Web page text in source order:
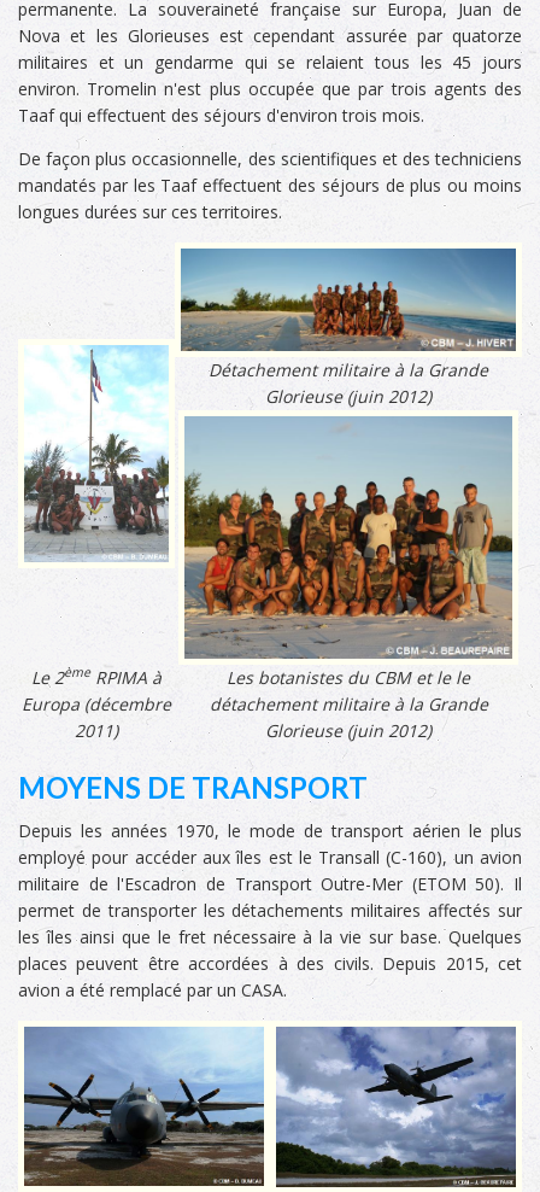
permanente. La souveraineté française sur Europa, Juan de
Nova et les Glorieuses est cependant assurée par quatorze
militaires et un gendarme qui se relaient tous les 45 jours
environ. Tromelin n'est plus occupée que par trois agents des
Taaf qui effectuent des séjours d'environ trois mois.
De façon plus occasionnelle, des scientifiques et des techniciens
mandatés par les Taaf effectuent des séjours de plus ou moins
longues durées sur ces territoires.
Détachement militaire à la Grande
Glorieuse (juin 2012)
Le 2èmeRPIMA à
Europa (décembre
2011)
Les botanistes du CBM et le le
détachement militaire à la Grande
Glorieuse (juin 2012)
MOYENS DE TRANSPORT
Depuis les années 1970, le mode de transport aérien le plus
employé pour accéder aux îles est le Transall (C-160), un avion
militaire de l'Escadron de Transport Outre-Mer (ETOM 50). Il
permet de transporter les détachements militaires affectés sur
les îles ainsi que le fret nécessaire à la vie sur base. Quelques
places peuvent être accordées à des civils. Depuis 2015, cet
avion a été remplacé par un CASA.